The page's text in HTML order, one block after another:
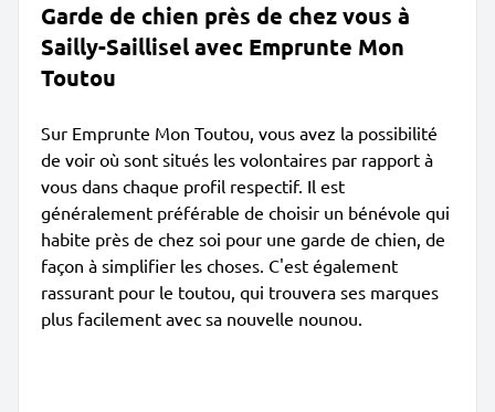
Garde de chien près de chez vous à
Sailly-Saillisel avec Emprunte Mon
Toutou
Sur Emprunte Mon Toutou, vous avez la possibilité
de voir où sont situés les volontaires par rapport à
vous dans chaque profil respectif. Il est
généralement préférable de choisir un bénévole qui
habite près de chez soi pour une garde de chien, de
façon à simplifier les choses. C'est également
rassurant pour le toutou, qui trouvera ses marques
plus facilement avec sa nouvelle nounou.